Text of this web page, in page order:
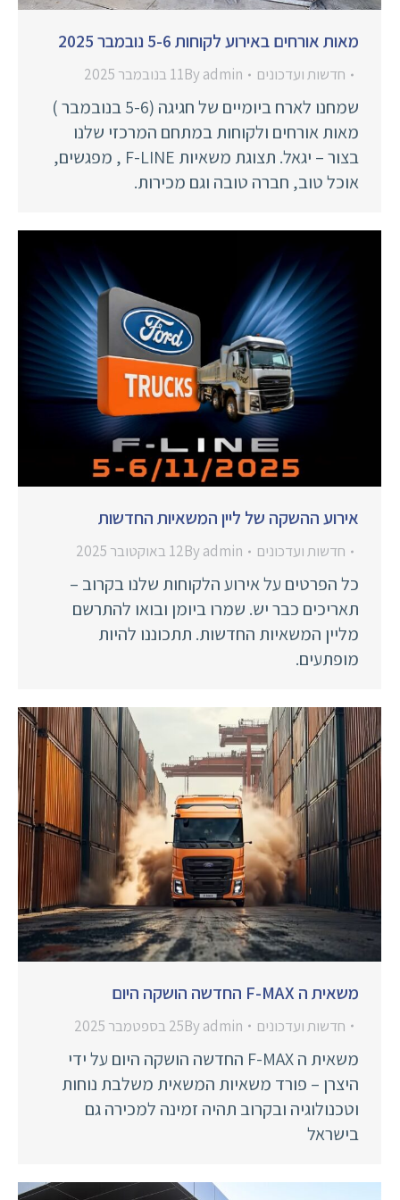
מאות אורחים באירוע לקוחות 5-6 נובמבר 2025
חדשות ועדכונים Byadmin 11 בנובמבר 2025
שמחנו לארח ביומיים של חגיגה (5-6 בנובמבר )
מאות אורחים ולקוחות במתחם המרכזי שלנו
בצור – יגאל. תצוגת משאיות F-LINE , מפגשים,
אוכל טוב, חברה טובה וגם מכירות.
אירוע ההשקה של ליין המשאיות החדשות
חדשות ועדכונים Byadmin 12 באוקטובר 2025
כל הפרטים על אירוע הלקוחות שלנו בקרוב –
תאריכים כבר יש. שמרו ביומן ובואו להתרשם
מליין המשאיות החדשות. תתכוננו להיות
מופתעים.
משאית ה F-MAX החדשה הושקה היום
חדשות ועדכונים Byadmin 25 בספטמבר 2025
משאית ה F-MAX החדשה הושקה היום על ידי
היצרן – פורד משאיות המשאית משלבת נוחות
וטכנולוגיה ובקרוב תהיה זמינה למכירה גם
בישראל